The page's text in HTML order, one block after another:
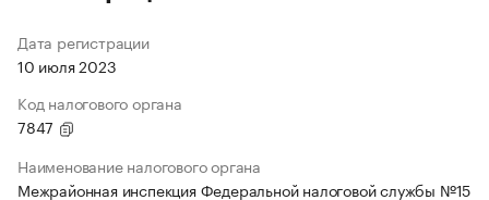
Дата регистрации
10 июля 2023
Код налогового органа
7847
Наименование налогового органа
Межрайонная инспекция Федеральной налоговой службы №15